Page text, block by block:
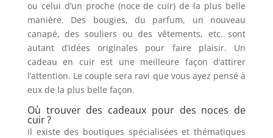
ou celui d’un proche (noce de cuir) de la plus belle
manière. Des bougies, du parfum, un nouveau
canapé, des souliers ou des vêtements, etc. sont
autant d’idées originales pour faire plaisir. Un
cadeau en cuir est une meilleure façon d’attirer
l’attention. Le couple sera ravi que vous ayez pensé à
eux de la plus belle façon.
Où trouver des cadeaux pour des noces de
cuir ?
Il existe des boutiques spécialisées et thématiques